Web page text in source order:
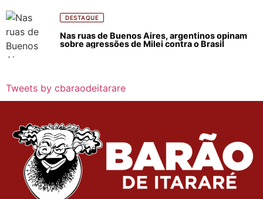
DESTAQUE
Nas ruas de Buenos Aires, argentinos opinam
sobre agressões de Milei contra o Brasil
Tweets by cbaraodeitarare